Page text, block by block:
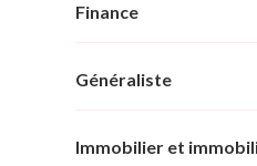
Finance
Généraliste
Immobilier et